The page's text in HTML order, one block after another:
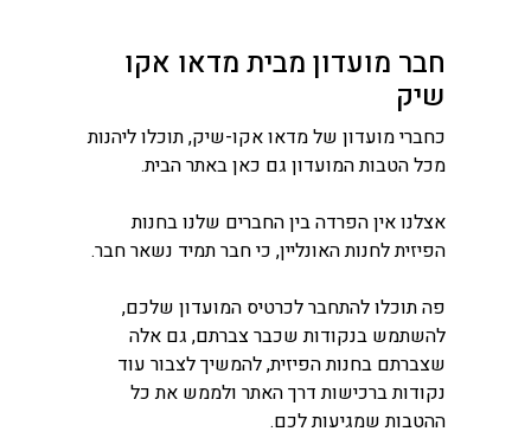
חבר מועדון מבית מדאו אקו
שיק
כחברי מועדון של מדאו אקו-שיק, תוכלו ליהנות
מכל הטבות המועדון גם כאן באתר הבית.
אצלנו אין הפרדה בין החברים שלנו בחנות
הפיזית לחנות האונליין, כי חבר תמיד נשאר חבר.
פה תוכלו להתחבר לכרטיס המועדון שלכם,
להשתמש בנקודות שכבר צברתם, גם אלה
שצברתם בחנות הפיזית, להמשיך לצבור עוד
נקודות ברכישות דרך האתר ולממש את כל
ההטבות שמגיעות לכם.